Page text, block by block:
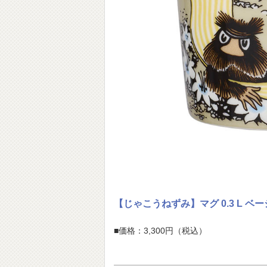
【じゃこうねずみ】マグ 0.3 L ベー
■価格：3,300円（税込）